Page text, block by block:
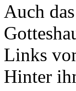
Auch
Links
Hinter